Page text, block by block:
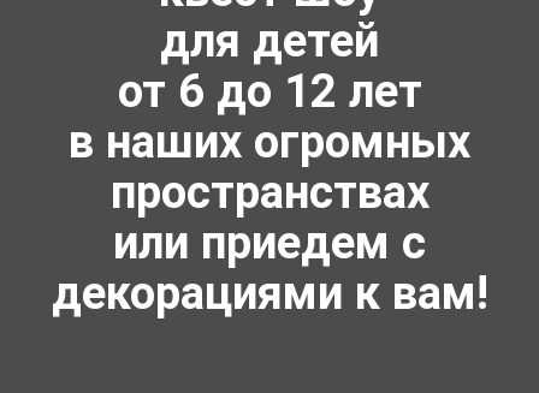
для детей
от 6 до 12 лет
в наших огромных
пространствах
или приедем с
декорациями к вам!